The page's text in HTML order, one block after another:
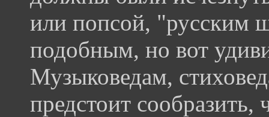
или попсой, "русским
подобным, но вот
Музыковедам,
предстоит сообразить,